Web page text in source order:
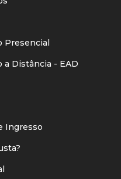
Presencial
a Distância - EAD
Ingresso